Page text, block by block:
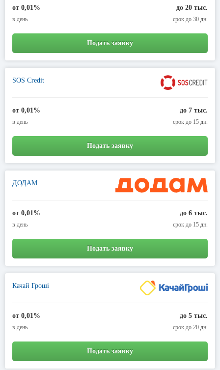
от 0,01%
в день
до 20 тыс.
срок до 30 дн.
Подать заявку
SOS Credit
от 0,01%
в день
до 7 тыс.
срок до 15 дн.
Подать заявку
ДОДАМ
от 0,01%
в день
до 6 тыс.
срок до 15 дн.
Подать заявку
Качай Гроші
от 0,01%
в день
до 5 тыс.
срок до 20 дн.
Подать заявку